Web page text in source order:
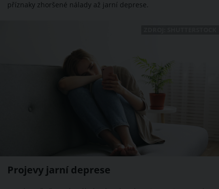
příznaky zhoršené nálady až jarní deprese.
Projevy jarní deprese